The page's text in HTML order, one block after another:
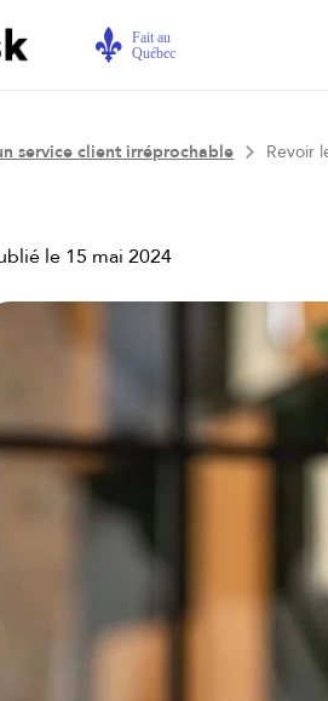
service client irréprochable Revoir
le 15 mai 2024